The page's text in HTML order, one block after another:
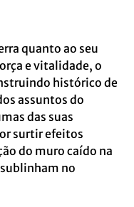
quanto ao seu
e vitalidade, o
histórico de
assuntos do
das suas
surtir efeitos
do muro caído na
no